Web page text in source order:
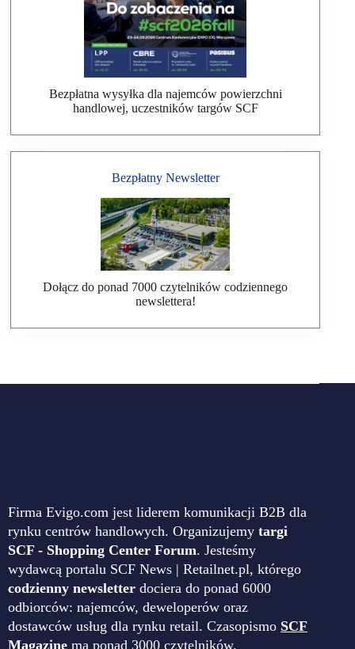
Bezpłatna wysyłka dla najemców powierzchni
handlowej, uczestników targów SCF
Bezpłatny Newsletter
Dołącz do ponad 7000 czytelników codziennego
newslettera!
Firma Evigo.com jest liderem komunikacji B2B dla
rynku centrów handlowych. Organizujemy targi
SCF - Shopping Center Forum. Jesteśmy
wydawcą portalu SCF News | Retailnet.pl, którego
codzienny newsletter dociera do ponad 6000
odbiorców: najemców, deweloperów oraz
dostawców usług dla rynku retail. Czasopismo SCF
Magazine ma ponad 3000 czytelników.